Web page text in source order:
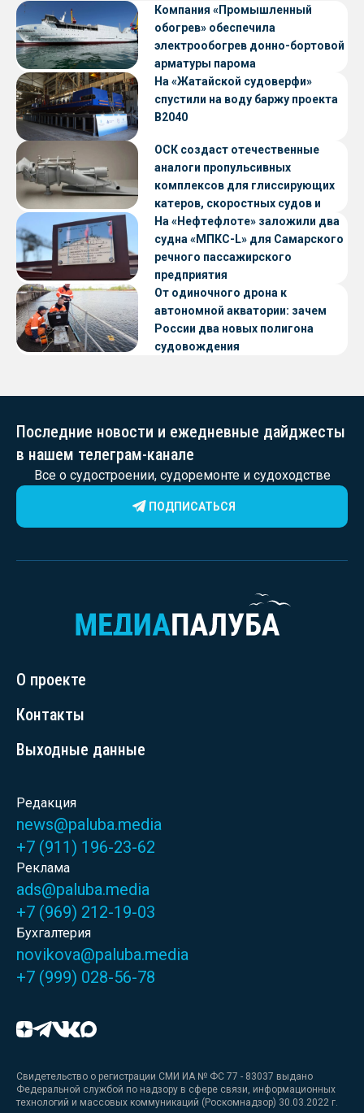
Компания «Промышленный
обогрев» обеспечила
электрообогрев донно-бортовой
арматуры парома
«Петропавловск» проекта CNF22
На «Жатайской судоверфи»
спустили на воду баржу проекта
В2040
ОСК создаст отечественные
аналоги пропульсивных
комплексов для глиссирующих
катеров, скоростных судов и
судов с малой осадкой
На «Нефтефлоте» заложили два
судна «МПКС-L» для Самарского
речного пассажирского
предприятия
От одиночного дрона к
автономной акватории: зачем
России два новых полигона
судовождения
Последние новости и ежедневные дайджесты
в нашем телеграм-канале
Все о судостроении, судоремонте и судоходстве
ПОДПИСАТЬСЯ
О проекте
Контакты
Выходные данные
Редакция
news@paluba.media
+7 (911) 196-23-62
Реклама
ads@paluba.media
+7 (969) 212-19-03
Бухгалтерия
novikova@paluba.media
+7 (999) 028-56-78
Свидетельство о регистрации СМИ ИА № ФС 77 - 83037 выдано
Федеральной службой по надзору в сфере связи, информационных
технологий и массовых коммуникаций (Роскомнадзор) 30.03.2022 г.